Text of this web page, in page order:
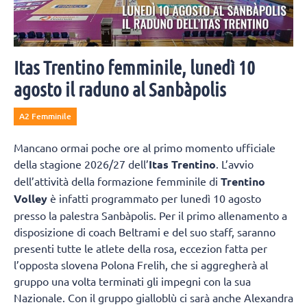
Itas Trentino femminile, lunedì 10
agosto il raduno al Sanbàpolis
A2 Femminile
Mancano ormai poche ore al primo momento ufficiale
della stagione 2026/27 dell’Itas Trentino . L’avvio
dell’attività della formazione femminile di Trentino
Volley è infatti programmato per lunedì 10 agosto
presso la palestra Sanbàpolis. Per il primo allenamento a
disposizione di coach Beltrami e del suo staff, saranno
presenti tutte le atlete della rosa, eccezion fatta per
l’opposta slovena Polona Frelih, che si aggregherà al
gruppo una volta terminati gli impegni con la sua
Nazionale. Con il gruppo gialloblù ci sarà anche Alexandra